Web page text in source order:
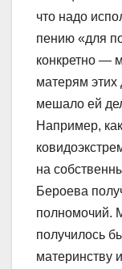
что надо
пению «для
конкретно ―
матерям этих
мешало ей
Например,
на
Бероева
полномочий.
получилось
материнству